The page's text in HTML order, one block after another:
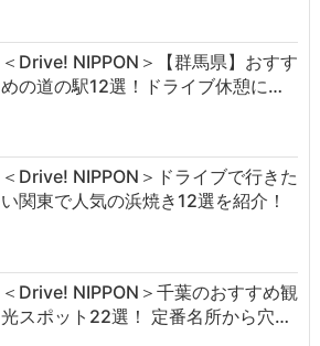
＜Drive! NIPPON＞【群馬県】おすす
めの道の駅12選！ドライブ休憩に…
＜Drive! NIPPON＞ドライブで行きた
い関東で人気の浜焼き12選を紹介！
＜Drive! NIPPON＞千葉のおすすめ観
光スポット22選！ 定番名所から穴…